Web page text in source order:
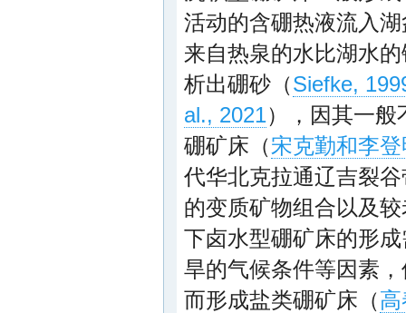
活动的含硼热液流入
来自热泉的水比湖水
析出硼砂（Siefke,
al., 2021），因其一
硼矿床（宋克勤和李
代华北克拉通辽吉裂
的变质矿物组合以及
下卤水型硼矿床的形
旱的气候条件等因素
而形成盐类硼矿床（